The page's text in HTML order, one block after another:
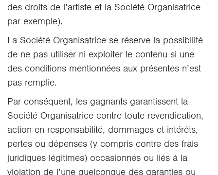
des droits de l’artiste et la Société Organisatrice
par exemple).
La Société Organisatrice se réserve la possibilité
de ne pas utiliser ni exploiter le contenu si une
des conditions mentionnées aux présentes n’est
pas remplie.
Par conséquent, les gagnants garantissent la
Société Organisatrice contre toute revendication,
action en responsabilité, dommages et intérêts,
pertes ou dépenses (y compris contre des frais
juridiques légitimes) occasionnés ou liés à la
violation de l’une quelconque des garanties ou